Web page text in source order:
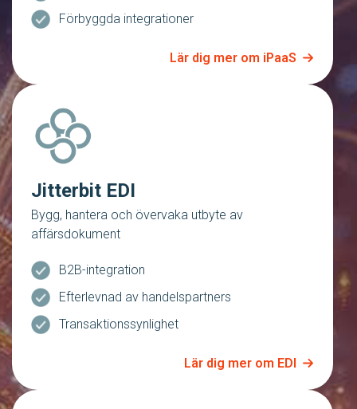
Förbyggda integrationer
Lär dig mer om iPaaS
Jitterbit EDI
Bygg, hantera och övervaka utbyte av
affärsdokument
B2B-integration
Efterlevnad av handelspartners
Transaktionssynlighet
Lär dig mer om EDI